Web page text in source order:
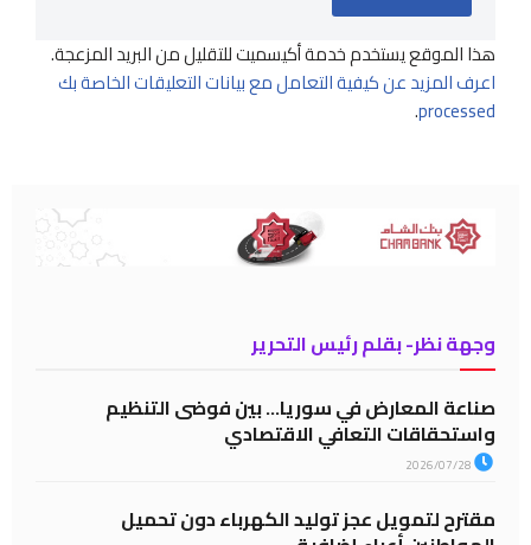
هذا الموقع يستخدم خدمة أكيسميت للتقليل من البريد المزعجة.
اعرف المزيد عن كيفية التعامل مع بيانات التعليقات الخاصة بك
processed
.
وجهة نظر- بقلم رئيس التحرير
صناعة المعارض في سوريا… بين فوضى التنظيم
واستحقاقات التعافي الاقتصادي
مقترح لتمويل عجز توليد الكهرباء دون تحميل